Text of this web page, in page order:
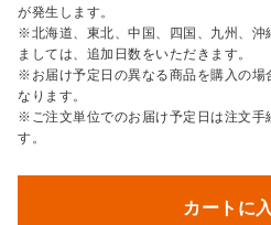
が発生します。
※北海道、東北、中国、四国、九州、沖
ましては、追加日数をいただきます。
※お届け予定日の異なる商品を購入の場
なります。
※ご注文単位でのお届け予定日は注文手
す。
カートに